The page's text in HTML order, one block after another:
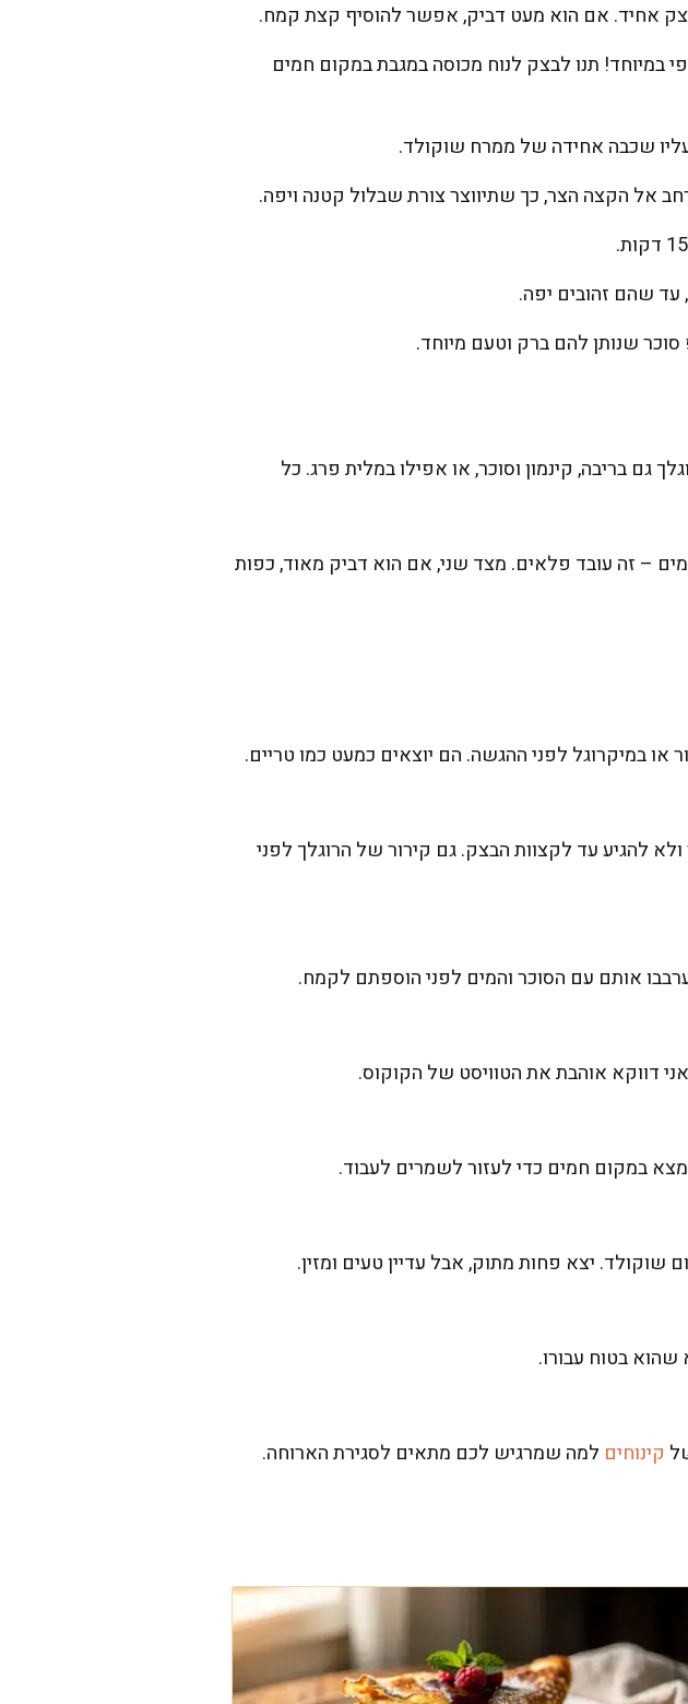
אחיד. אם הוא מעט דביק, אפשר להוסיף קצת קמח.
במשך 10 דקות – זה חלק תראפי במיוחד! תנו לבצק לנוח מכוסה במגבת במקום חמים
שנותן להם ברק וטעם מיוחד.
בריבה, קינמון וסוכר, או אפילו במלית פרג. כל
– זה עובד פלאים. מצד שני, אם הוא דביק מאוד, כפות
במיקרוגל לפני ההגשה. הם יוצאים כמעט כמו טריים.
להגיע עד לקצוות הבצק. גם קירור של הרוגלך לפני
דווקא אוהבת את הטוויסט של הקוקוס.
במקום חמים כדי לעזור לשמרים לעבוד.
יצא פחות מתוק, אבל עדיין טעים ומזין.
בטוח עבורו.
קינוחים למה שמרגיש לכם מתאים לסגירת הארוחה.